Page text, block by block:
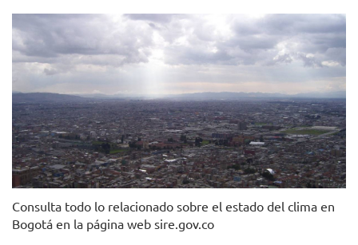
Foto. Pixabay.
Consulta todo lo relacionado sobre el estado del clima en
Bogotá en la página web sire.gov.co